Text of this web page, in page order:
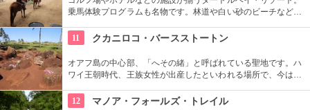
乗馬体験プログラムも名物です。林道や白い砂のビーチなど、
暮れ時のビーチを巡る乗馬プログラムもあります。
11 クカニロコ・バースストートン
オアフ島の中心部、「へその緒」と呼ばれている聖地です。ハ
ワイ王朝時代、王族女性が出産したといわれる場所で、今は子
くさんのエネルギーを浴びて帰ってくださいね。
12 マノア・フォールズ・トレイル